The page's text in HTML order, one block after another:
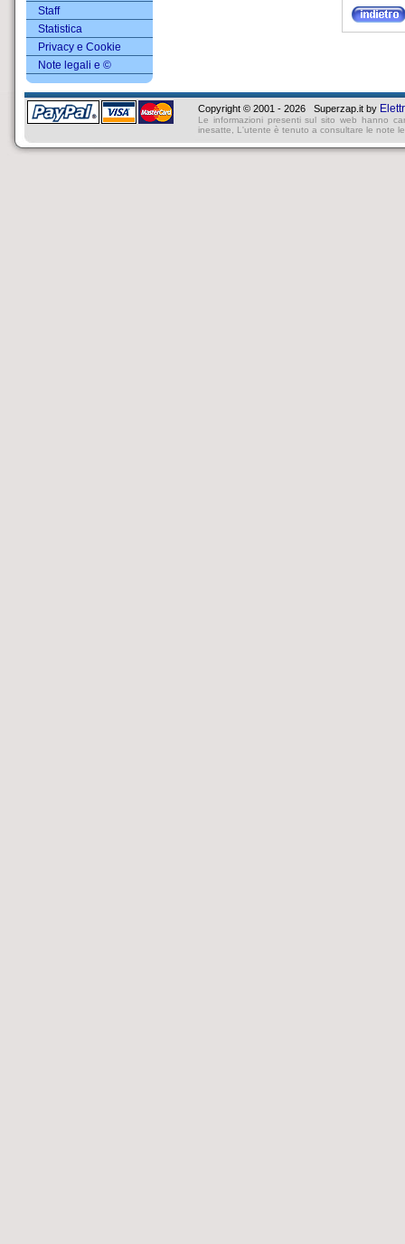
Staff
Statistica
Privacy e Cookie
Note legali e ©
Copyright © 2001 - 2026 Superzap.it by
Le informazioni presenti sul sito web hanno
inesatte, L'utente è tenuto a consultare le note